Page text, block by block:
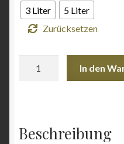
3 Liter
5 Liter
Zurücksetzen
Box
In den
Beschreibung